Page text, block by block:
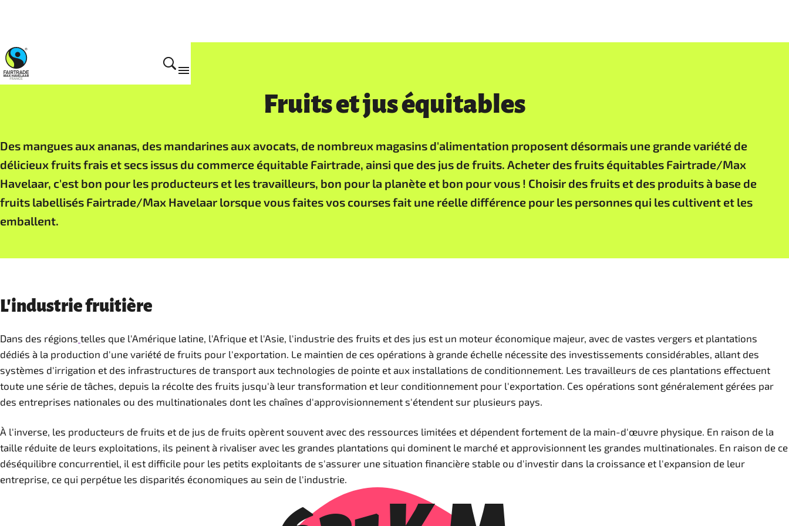
Filières Fairtrade
Fruits et jus équitables
Des mangues aux ananas, des mandarines aux avocats, de nombreux magasins d'alimentation proposent désormais une grande variété de
délicieux fruits frais et secs issus du commerce équitable Fairtrade, ainsi que des jus de fruits. Acheter des fruits équitables Fairtrade/Max
Havelaar, c'est bon pour les producteurs et les travailleurs, bon pour la planète et bon pour vous ! Choisir des fruits et des produits à base de
fruits labellisés Fairtrade/Max Havelaar lorsque vous faites vos courses fait une réelle différence pour les personnes qui les cultivent et les
emballent.
L'industrie fruitière
Dans des régions telles que l'Amérique latine, l'Afrique et l'Asie, l'industrie des fruits et des jus est un moteur économique majeur, avec de vastes vergers et plantations
dédiés à la production d'une variété de fruits pour l'exportation. Le maintien de ces opérations à grande échelle nécessite des investissements considérables, allant des
systèmes d'irrigation et des infrastructures de transport aux technologies de pointe et aux installations de conditionnement. Les travailleurs de ces plantations effectuent
toute une série de tâches, depuis la récolte des fruits jusqu'à leur transformation et leur conditionnement pour l'exportation. Ces opérations sont généralement gérées par
des entreprises nationales ou des multinationales dont les chaînes d'approvisionnement s'étendent sur plusieurs pays.
À l'inverse, les producteurs de fruits et de jus de fruits opèrent souvent avec des ressources limitées et dépendent fortement de la main-d'œuvre physique. En raison de la
taille réduite de leurs exploitations, ils peinent à rivaliser avec les grandes plantations qui dominent le marché et approvisionnent les grandes multinationales. En raison de ce
déséquilibre concurrentiel, il est difficile pour les petits exploitants de s'assurer une situation financière stable ou d'investir dans la croissance et l'expansion de leur
entreprise, ce qui perpétue les disparités économiques au sein de l'industrie.